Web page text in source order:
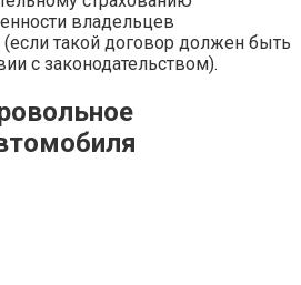
владельцев
(если такой договор должен быть
с законодательством).